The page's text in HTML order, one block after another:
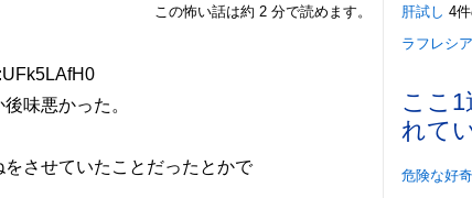
この怖い話は約 2 分で読めます。
味悪かった。
させていたことだったとかで
肝試し 4
ラフレシ
ここ1
れて
危険な好